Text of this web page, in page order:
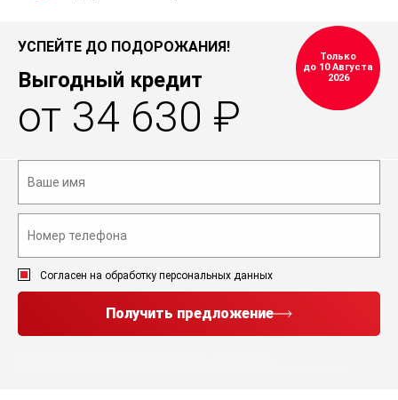
УСПЕЙТЕ ДО ПОДОРОЖАНИЯ!
Выгодный кредит
от 34 630 ₽
Только
до 10 Августа
2026
Согласен на обработку персональных данных
Получить предложение